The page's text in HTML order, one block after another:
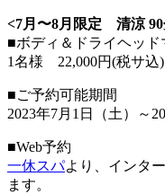
<7月〜8月限定 清涼 90
■ボディ＆ドライヘッ
1名様 22,000円(税サ込)
■ご予約可能期間
2023年7月1日（土）～
■Web予約
一休スパより、インタ
ます。